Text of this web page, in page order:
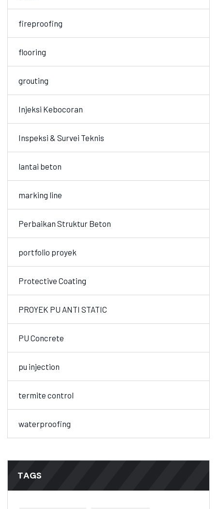
fireproofing
flooring
grouting
Injeksi Kebocoran
Inspeksi & Survei Teknis
lantai beton
marking line
Perbaikan Struktur Beton
portfolio proyek
Protective Coating
PROYEK PU ANTI STATIC
PU Concrete
pu injection
termite control
waterproofing
TAGS